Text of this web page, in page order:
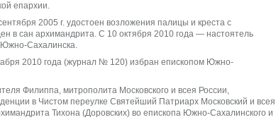
епархии.
2005 г. удостоен возложения палицы и креста с
в сан архимандрита. С 10 октября 2010 года — настоятель
Южно-Сахалинска.
2010 года (журнал № 120) избран епископом Южно-
Филиппа, митрополита Московского и всея России,
в Чистом переулке Святейший Патриарх Московский и всея
Тихона (Доровских) во епископа Южно-Сахалинского и